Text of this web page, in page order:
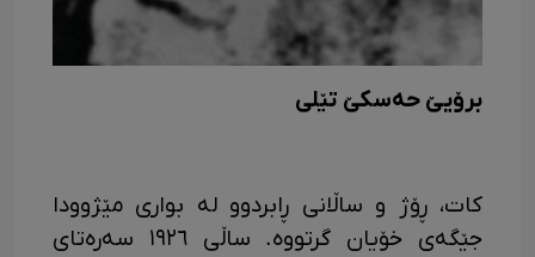
برۆیێ حەسکێ تێلی
کات، ڕۆژ و ساڵانی ڕابردوو لە بواری مێژوودا
جێگەی خۆیان گرتووە. ساڵی ١٩٢٦ سەرەتای